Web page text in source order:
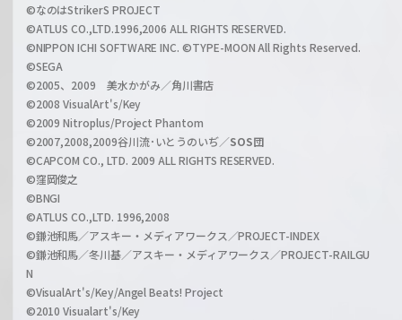
h
a
n
l
©なのはStrikerS PROJECT
©ATLUS CO.,LTD.1996,2006 ALL RIGHTS RESERVED.
©NIPPON ICHI SOFTWARE INC. ©TYPE-MOON All Rights Reserved.
©SEGA
©2005、2009 美水かがみ／角川書店
©2008 VisualArt's/Key
©2009 Nitroplus/Project Phantom
©2007,2008,2009谷川流･いとうのいぢ／SOS団
©CAPCOM CO., LTD. 2009 ALL RIGHTS RESERVED.
©窪岡俊之
©BNGI
©ATLUS CO.,LTD. 1996,2008
©鎌池和馬／アスキー・メディアワークス／PROJECT-INDEX
©鎌池和馬／冬川基／アスキー・メディアワークス／PROJECT-RAILGU
N
©VisualArt's/Key/Angel Beats! Project
©2010 Visualart's/Key